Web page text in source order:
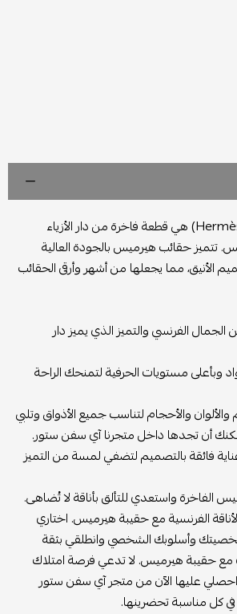
حقيبة هيرميس (Hermès Bag) هي قطعة فاخرة من دار الأزياء
تتميز حقائب هيرميس بالجودة العالية
الأنيق، مما يجعلها من أشهر وأرقى الحقائب
الفرنسي والتميز الذي يميز دار
مستويات الحرفية لتمنحك الراحة
والأحجام لتناسب جميع الأذواق وتلبي
أن تجدها داخل متجرنا آي سفن ستور.
فائقة بالتصميم لتضفي لمسة من التميز
الفاخرة واستعدي للتألق بأناقة لا تُضاهى.
الفرنسية مع حقيبة هيرميس. اختاري
وأسلوبك الشخصي وانطلقي بثقة
مع حقيبة هيرميس. لا تدعي فرصة امتلاك
عليها الآن من متجر آي سفن ستور
في كل مناسبة تحضرينها.